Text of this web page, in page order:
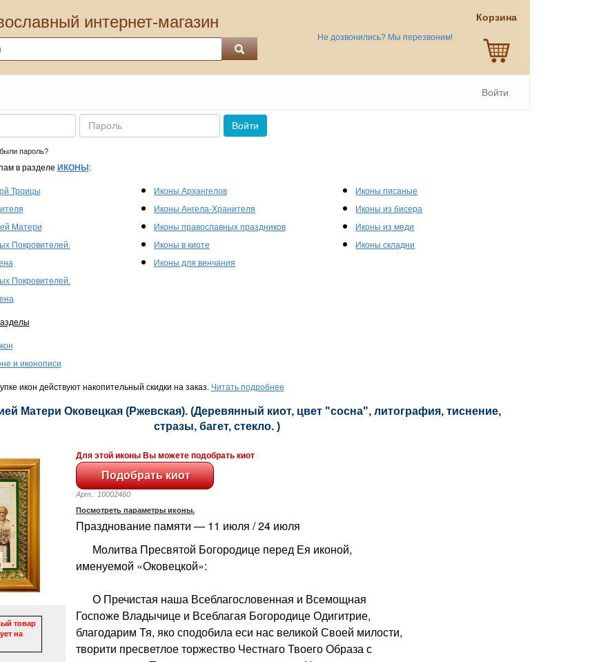
интернет-магазин
Не дозвонились? Мы перезвоним!
Корзина
Войти
Пароль
Войти
пароль?
в разделе ИКОНЫ :
Троицы
Матери
Покровителей.
Покровителей.
Иконы Архангелов
Иконы Ангела-Хранителя
Иконы православных праздников
Иконы в киоте
Иконы для венчания
Иконы писаные
Иконы из бисера
Иконы из меди
Иконы складни
и иконописи
икон действуют накопительный скидки на заказ. Читать подробнее
Матери Оковецкая (Ржевская). (Деревянный киот, цвет "сосна", литография, тиснение,
стразы, багет, стекло. )
товар
на
Для этой иконы Вы можете подобрать киот
Арт.: 10002460
Посмотреть параметры иконы.
Празднование памяти — 11 июля / 24 июля
Молитва Пресвятой Богородице перед Ея иконой,
именуемой «Оковецкой»:
О Пречистая наша Всеблагословенная и Всемощная
Госпоже Владычице и Всеблагая Богородице Одигитрие,
благодарим Тя, яко сподобила еси нас великой Своей милости,
творити пресветлое торжество Честнаго Твоего Образа с